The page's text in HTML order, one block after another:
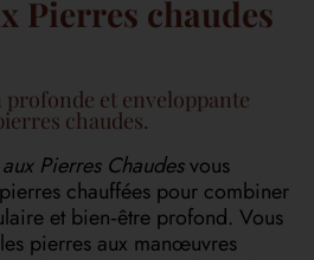
Pierres chaudes
et enveloppante
chaudes.
Pierres Chaudesvous
chauffées pour combiner
et bien‑être profond. Vous
pierres aux manœuvres